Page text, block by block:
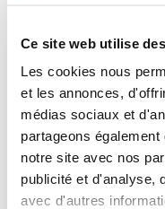
Ce site web utilise
Les cookies nous
et les annonces,
médias sociaux et
partageons
notre site avec nos
publicité et d'analyse,
avec d'autres